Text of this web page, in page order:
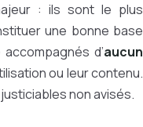
: ils sont le plus
une bonne base
d’aucun
ou leur contenu.
non avisés.